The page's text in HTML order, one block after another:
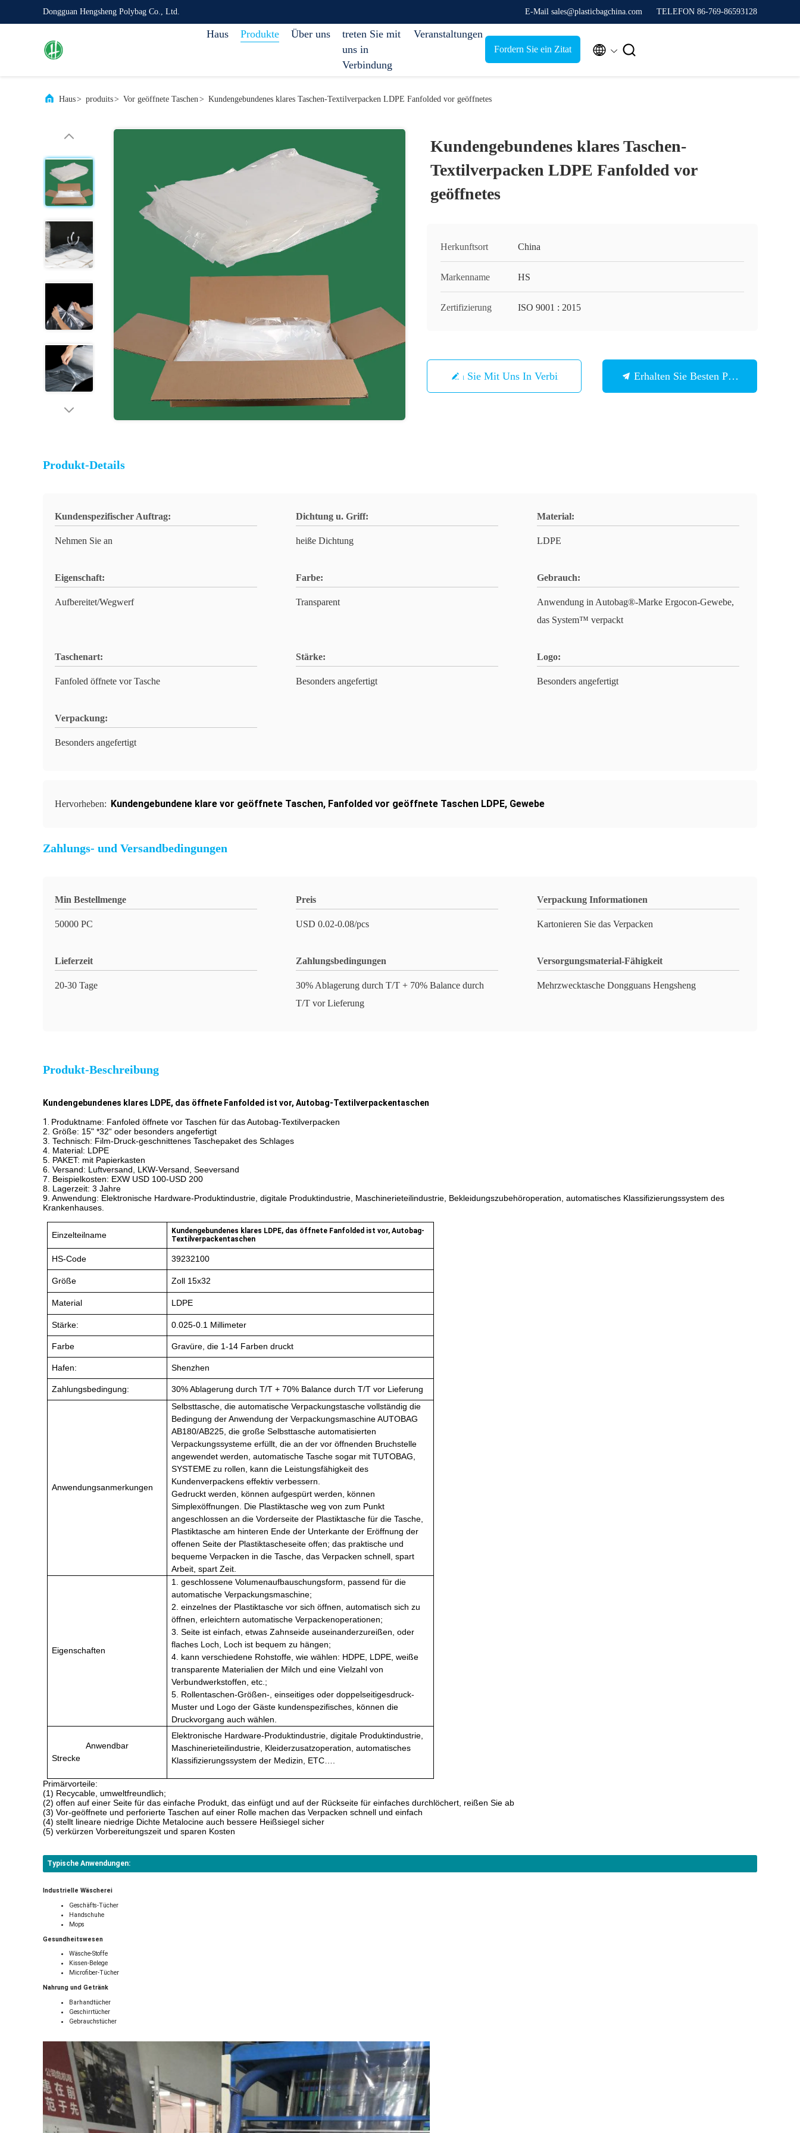
Dongguan Hengsheng Polybag Co., Ltd. E-Mail sales@plasticbagchina.com TELEFON 86-769-86593128
Haus Produkte Über uns
treten Sie mit
uns in
Verbindung
Veranstaltungen
Fordern Sie ein Zitat  
Haus> produits> Vor geöffnete Taschen> Kundengebundenes klares Taschen-Textilverpacken LDPE Fanfolded vor geöffnetes
Kundengebundenes klares Taschen-
Textilverpacken LDPE Fanfolded vor
geöffnetes
Herkunftsort China
Markenname HS
Zertifizierung ISO 9001 : 2015
Treten Sie Mit Uns In Verbindung Erhalten Sie Besten Preis
Produkt-Details
Kundenspezifischer Auftrag:
Nehmen Sie an
Dichtung u. Griff:
heiße Dichtung
Material:
LDPE
Eigenschaft:
Aufbereitet/Wegwerf
Farbe:
Transparent
Gebrauch:
Anwendung in Autobag®-Marke Ergocon-Gewebe,
das System™ verpackt
Taschenart:
Fanfoled öffnete vor Tasche
Stärke:
Besonders angefertigt
Logo:
Besonders angefertigt
Verpackung:
Besonders angefertigt
Hervorheben: Kundengebundene klare vor geöffnete Taschen, Fanfolded vor geöffnete Taschen LDPE, Gewebe
Zahlungs- und Versandbedingungen
Min Bestellmenge
50000 PC
Preis
USD 0.02-0.08/pcs
Verpackung Informationen
Kartonieren Sie das Verpacken
Lieferzeit
20-30 Tage
Zahlungsbedingungen
30% Ablagerung durch T/T + 70% Balance durch
T/T vor Lieferung
Versorgungsmaterial-Fähigkeit
Mehrzwecktasche Dongguans Hengsheng
Produkt-Beschreibung
Kundengebundenes klares LDPE, das öffnete Fanfolded ist vor, Autobag-Textilverpackentaschen
1. Produktname: Fanfoled öffnete vor Taschen für das Autobag-Textilverpacken
2. Größe: 15" *32“ oder besonders angefertigt
3. Technisch: Film-Druck-geschnittenes Taschepaket des Schlages
4. Material: LDPE
5. PAKET: mit Papierkasten
6. Versand: Luftversand, LKW-Versand, Seeversand
7. Beispielkosten: EXW USD 100-USD 200
8. Lagerzeit: 3 Jahre
9. Anwendung: Elektronische Hardware-Produktindustrie, digitale Produktindustrie, Maschinerieteilindustrie, Bekleidungszubehöroperation, automatisches Klassifizierungssystem des
Krankenhauses.
Einzelteilname
Kundengebundenes klares LDPE, das öffnete Fanfolded ist vor, Autobag-
Textilverpackentaschen
HS-Code 39232100
Größe Zoll 15x32
Material LDPE
Stärke: 0.025-0.1 Millimeter
Farbe Gravüre, die 1-14 Farben druckt
Hafen: Shenzhen
Zahlungsbedingung: 30% Ablagerung durch T/T + 70% Balance durch T/T vor Lieferung
Anwendungsanmerkungen
Selbsttasche, die automatische Verpackungstasche vollständig die
Bedingung der Anwendung der Verpackungsmaschine AUTOBAG
AB180/AB225, die große Selbsttasche automatisierten
Verpackungssysteme erfüllt, die an der vor öffnenden Bruchstelle
angewendet werden, automatische Tasche sogar mit TUTOBAG,
SYSTEME zu rollen, kann die Leistungsfähigkeit des
Kundenverpackens effektiv verbessern.
Gedruckt werden, können aufgespürt werden, können
Simplexöffnungen. Die Plastiktasche weg von zum Punkt
angeschlossen an die Vorderseite der Plastiktasche für die Tasche,
Plastiktasche am hinteren Ende der Unterkante der Eröffnung der
offenen Seite der Plastiktascheseite offen; das praktische und
bequeme Verpacken in die Tasche, das Verpacken schnell, spart
Arbeit, spart Zeit.
Eigenschaften
1. geschlossene Volumenaufbauschungsform, passend für die
automatische Verpackungsmaschine;
2. einzelnes der Plastiktasche vor sich öffnen, automatisch sich zu
öffnen, erleichtern automatische Verpackenoperationen;
3. Seite ist einfach, etwas Zahnseide auseinanderzureißen, oder
flaches Loch, Loch ist bequem zu hängen;
4. kann verschiedene Rohstoffe, wie wählen: HDPE, LDPE, weiße
transparente Materialien der Milch und eine Vielzahl von
Verbundwerkstoffen, etc.;
5. Rollentaschen-Größen-, einseitiges oder doppelseitigesdruck-
Muster und Logo der Gäste kundenspezifisches, können die
Druckvorgang auch wählen.
Anwendbar
Strecke
Elektronische Hardware-Produktindustrie, digitale Produktindustrie,
Maschinerieteilindustrie, Kleiderzusatzoperation, automatisches
Klassifizierungssystem der Medizin, ETC….
Primärvorteile:
(1) Recycable, umweltfreundlich;
(2) offen auf einer Seite für das einfache Produkt, das einfügt und auf der Rückseite für einfaches durchlöchert, reißen Sie ab
(3) Vor-geöffnete und perforierte Taschen auf einer Rolle machen das Verpacken schnell und einfach
(4) stellt lineare niedrige Dichte Metalocine auch bessere Heißsiegel sicher
(5) verkürzen Vorbereitungszeit und sparen Kosten
Typische Anwendungen:
Industrielle Wäscherei
Geschäfts-Tücher
Handschuhe
Mops
Gesundheitswesen
Wäsche-Stoffe
Kissen-Belege
Microfiber-Tücher
Nahrung und Getränk
Barhandtücher
Geschirrtücher
Gebrauchstücher